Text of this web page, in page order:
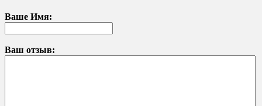
Ваше Имя:
Ваш отзыв: